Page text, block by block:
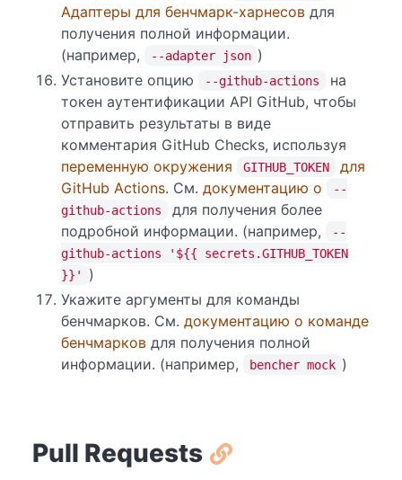
Адаптеры для бенчмарк-харнесов для
получения полной информации.
(например,
--adapter json )
Установите опцию
--github-actions
на
токен аутентификации API GitHub, чтобы
отправить результаты в виде
комментария GitHub Checks, используя
переменную окружения
GITHUB_TOKEN
для
GitHub Actions. См. документацию о
--
github-actions
для получения более
подробной информации. (например,
--
github-actions '${{ secrets.GITHUB_TOKEN
}}'
)
Укажите аргументы для команды
бенчмарков. См. документацию о команде
бенчмарков для получения полной
информации. (например,
bencher mock )
Pull Requests